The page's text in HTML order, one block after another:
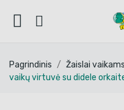
Pagrindinis Žaislai vaikams
vaikų virtuvė su didele